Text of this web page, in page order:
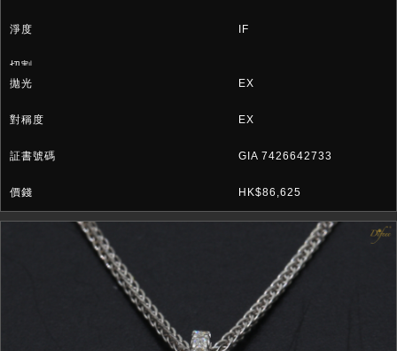
IF
EX
EX
GIA 7426642733
HK$86,625